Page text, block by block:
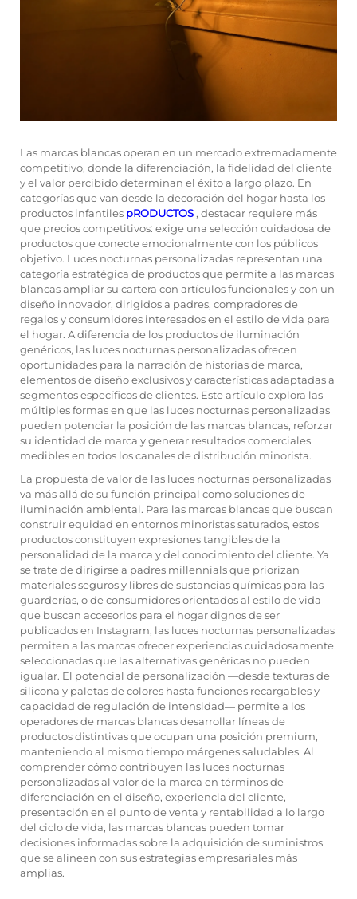
Las marcas blancas operan en un mercado extremadamente
competitivo, donde la diferenciación, la fidelidad del cliente
y el valor percibido determinan el éxito a largo plazo. En
categorías que van desde la decoración del hogar hasta los
productos infantiles pRODUCTOS , destacar requiere más
que precios competitivos: exige una selección cuidadosa de
productos que conecte emocionalmente con los públicos
objetivo. Luces nocturnas personalizadas representan una
categoría estratégica de productos que permite a las marcas
blancas ampliar su cartera con artículos funcionales y con un
diseño innovador, dirigidos a padres, compradores de
regalos y consumidores interesados en el estilo de vida para
el hogar. A diferencia de los productos de iluminación
genéricos, las luces nocturnas personalizadas ofrecen
oportunidades para la narración de historias de marca,
elementos de diseño exclusivos y características adaptadas a
segmentos específicos de clientes. Este artículo explora las
múltiples formas en que las luces nocturnas personalizadas
pueden potenciar la posición de las marcas blancas, reforzar
su identidad de marca y generar resultados comerciales
medibles en todos los canales de distribución minorista.
La propuesta de valor de las luces nocturnas personalizadas
va más allá de su función principal como soluciones de
iluminación ambiental. Para las marcas blancas que buscan
construir equidad en entornos minoristas saturados, estos
productos constituyen expresiones tangibles de la
personalidad de la marca y del conocimiento del cliente. Ya
se trate de dirigirse a padres millennials que priorizan
materiales seguros y libres de sustancias químicas para las
guarderías, o de consumidores orientados al estilo de vida
que buscan accesorios para el hogar dignos de ser
publicados en Instagram, las luces nocturnas personalizadas
permiten a las marcas ofrecer experiencias cuidadosamente
seleccionadas que las alternativas genéricas no pueden
igualar. El potencial de personalización —desde texturas de
silicona y paletas de colores hasta funciones recargables y
capacidad de regulación de intensidad— permite a los
operadores de marcas blancas desarrollar líneas de
productos distintivas que ocupan una posición premium,
manteniendo al mismo tiempo márgenes saludables. Al
comprender cómo contribuyen las luces nocturnas
personalizadas al valor de la marca en términos de
diferenciación en el diseño, experiencia del cliente,
presentación en el punto de venta y rentabilidad a lo largo
del ciclo de vida, las marcas blancas pueden tomar
decisiones informadas sobre la adquisición de suministros
que se alineen con sus estrategias empresariales más
amplias.